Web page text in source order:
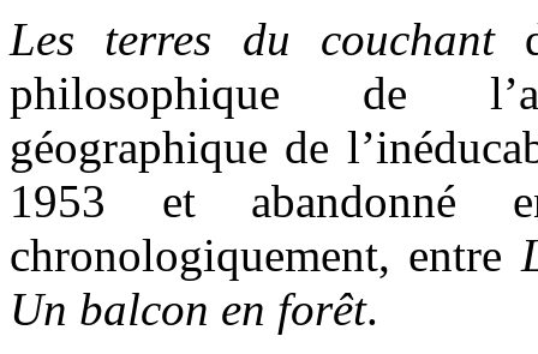
Les terres du couchant
philosophique de
géographique de
1953 et abandonné
chronologiquement, entre
Un balcon en forêt.